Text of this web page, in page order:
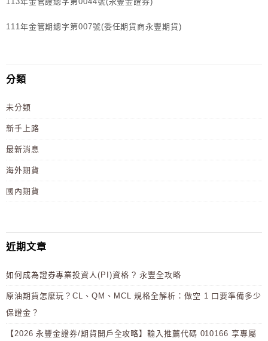
111年金管期總字第007號(委任期貨商永豐期貨)
分類
未分類
新手上路
最新消息
海外期貨
國內期貨
近期文章
如何成為證券專業投資人(PI)資格 ? 永豐全攻略
原油期貨怎麼玩？CL、QM、MCL 規格全解析：做空 1 口要準備多少
保證金？
【2026 永豐金證券/期貨開戶全攻略】輸入推薦代碼 010166 享專屬